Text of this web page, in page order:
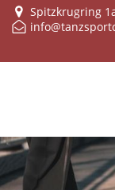
Spitzkrugring